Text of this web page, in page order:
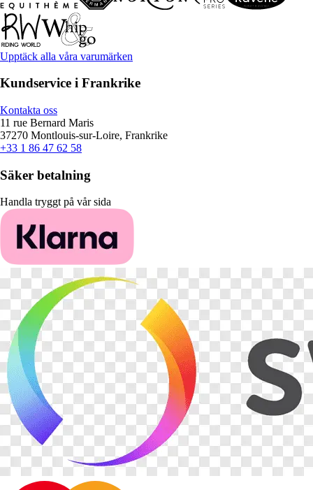
Upptäck alla våra varumärken
Kundservice i Frankrike
Kontakta oss
11 rue Bernard Maris
37270 Montlouis-sur-Loire, Frankrike
+33 1 86 47 62 58
Säker betalning
Handla tryggt på vår sida